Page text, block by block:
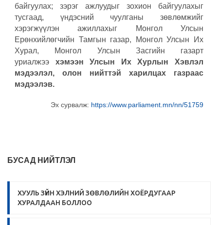
байгуулах; зэрэг ажлуудыг зохион байгуулахыг
тусгаад, үндэсний чуулганы зөвлөмжийг
хэрэгжүүлэн ажиллахыг Монгол Улсын
Ерөнхийлөгчийн Тамгын газар, Монгол Улсын Их
Хурал, Монгол Улсын Засгийн газарт
уриалжээ хэмээн Улсын Их Хурлын Хэвлэл
мэдээлэл, олон нийттэй харилцах газраас
мэдээлэв.
Эх сурвалж: https://www.parliament.mn/nn/51759
БУСАД НИЙТЛЭЛ
ХУУЛЬ ЗҮЙН ХЭЛНИЙ ЗӨВЛӨЛИЙН ХОЁРДУГААР
ХУРАЛДААН БОЛЛОО